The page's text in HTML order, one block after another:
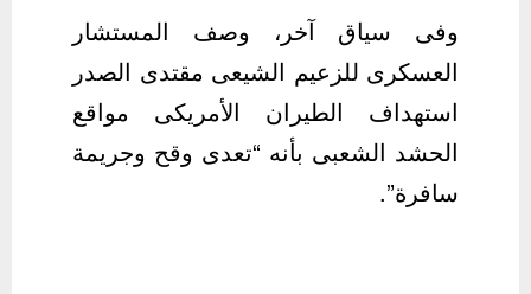
وفى سياق آخر، وصف المستشار
العسكرى للزعيم الشيعى مقتدى الصدر
استهداف الطيران الأمريكى مواقع
الحشد الشعبى بأنه “تعدى وقح وجريمة
سافرة”.